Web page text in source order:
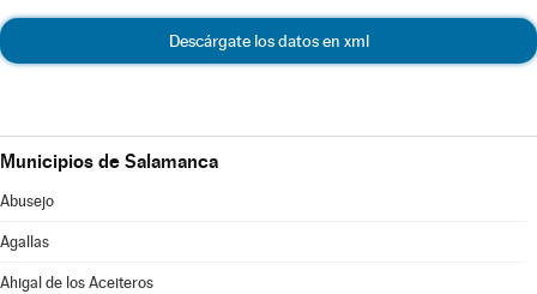
Descárgate los datos en xml
Municipios de Salamanca
Abusejo
Agallas
Ahigal de los Aceiteros